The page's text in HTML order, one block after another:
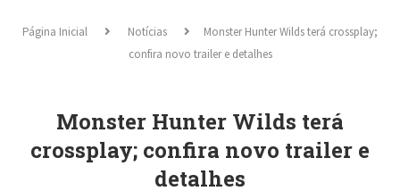
Página Inicial Notícias
Monster Hunter Wilds terá crossplay;
confira novo trailer e detalhes
Monster Hunter Wilds terá
crossplay; confira novo trailer e
detalhes